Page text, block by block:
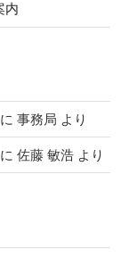
内
に 事務局 より
に 佐藤 敏浩 より